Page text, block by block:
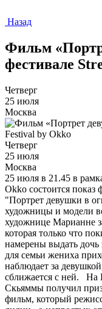
Назад
Фильм
фестивале
Четверг
25 июля
Москва
Четверг
25 июля
Москва
25 июля в 21.45 в
Okko состоится
"Портрет девушки в
художницы и модели
художнице Марианне
которая только что
намерены выдать дочь
для семьи жениха
наблюдает за
сближается с ней. На
Скьяммы получил
фильм, который